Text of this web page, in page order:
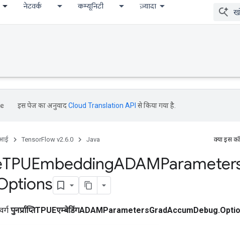
नेटवर्क कम्यूनिटी ज़्यादा
इस पेज का अनुवादCloud Translation API से किया गया है.
TensorFlow v2.6.0 Java क्या इस
TPUEmbedding